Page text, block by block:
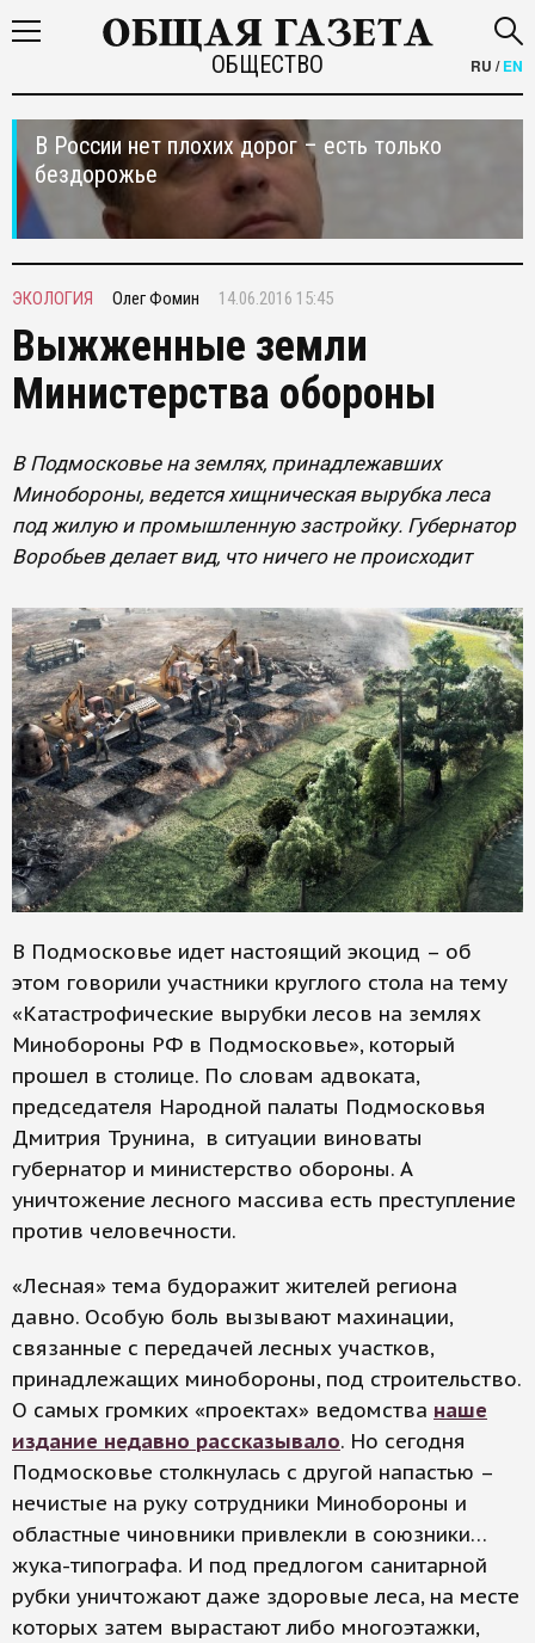
ОБЩЕСТВО RU /EN
В России нет плохих дорог – есть только
бездорожье
ЭКОЛОГИЯ Олег Фомин 14.06.2016 15:45
Выжженные земли
Министерства обороны
В Подмосковье на землях, принадлежавших
Минобороны, ведется хищническая вырубка леса
под жилую и промышленную застройку. Губернатор
Воробьев делает вид, что ничего не происходит
В Подмосковье идет настоящий экоцид – об
этом говорили участники круглого стола на тему
«Катастрофические вырубки лесов на землях
Минобороны РФ в Подмосковье», который
прошел в столице. По словам адвоката,
председателя Народной палаты Подмосковья
Дмитрия Трунина, в ситуации виноваты
губернатор и министерство обороны. А
уничтожение лесного массива есть преступление
против человечности.
«Лесная» тема будоражит жителей региона
давно. Особую боль вызывают махинации,
связанные с передачей лесных участков,
принадлежащих минобороны, под строительство.
О самых громких «проектах» ведомства наше
издание недавно рассказывало. Но сегодня
Подмосковье столкнулась с другой напастью –
нечистые на руку сотрудники Минобороны и
областные чиновники привлекли в союзники…
жука-типографа. И под предлогом санитарной
рубки уничтожают даже здоровые леса, на месте
которых затем вырастают либо многоэтажки,